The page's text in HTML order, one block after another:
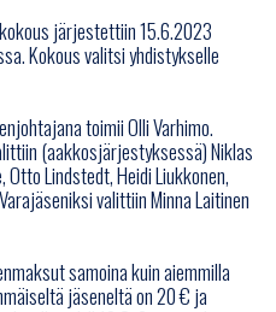
järjestettiin 15.6.2023
Kokous valitsi yhdistykselle
toimii Olli Varhimo.
(aakkosjärjestyksessä) Niklas
Otto Lindstedt, Heidi Liukkonen,
valittiin Minna Laitinen
samoina kuin aiemmilla
jäseneltä on 20 € ja